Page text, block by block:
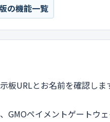
の機能一覧
板URLとお名前を確認しま
GMOペイメントゲートウ